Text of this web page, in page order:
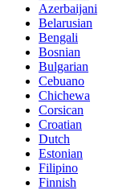
Azerbaijani
Belarusian
Bengali
Bosnian
Bulgarian
Cebuano
Chichewa
Corsican
Croatian
Dutch
Estonian
Filipino
Finnish